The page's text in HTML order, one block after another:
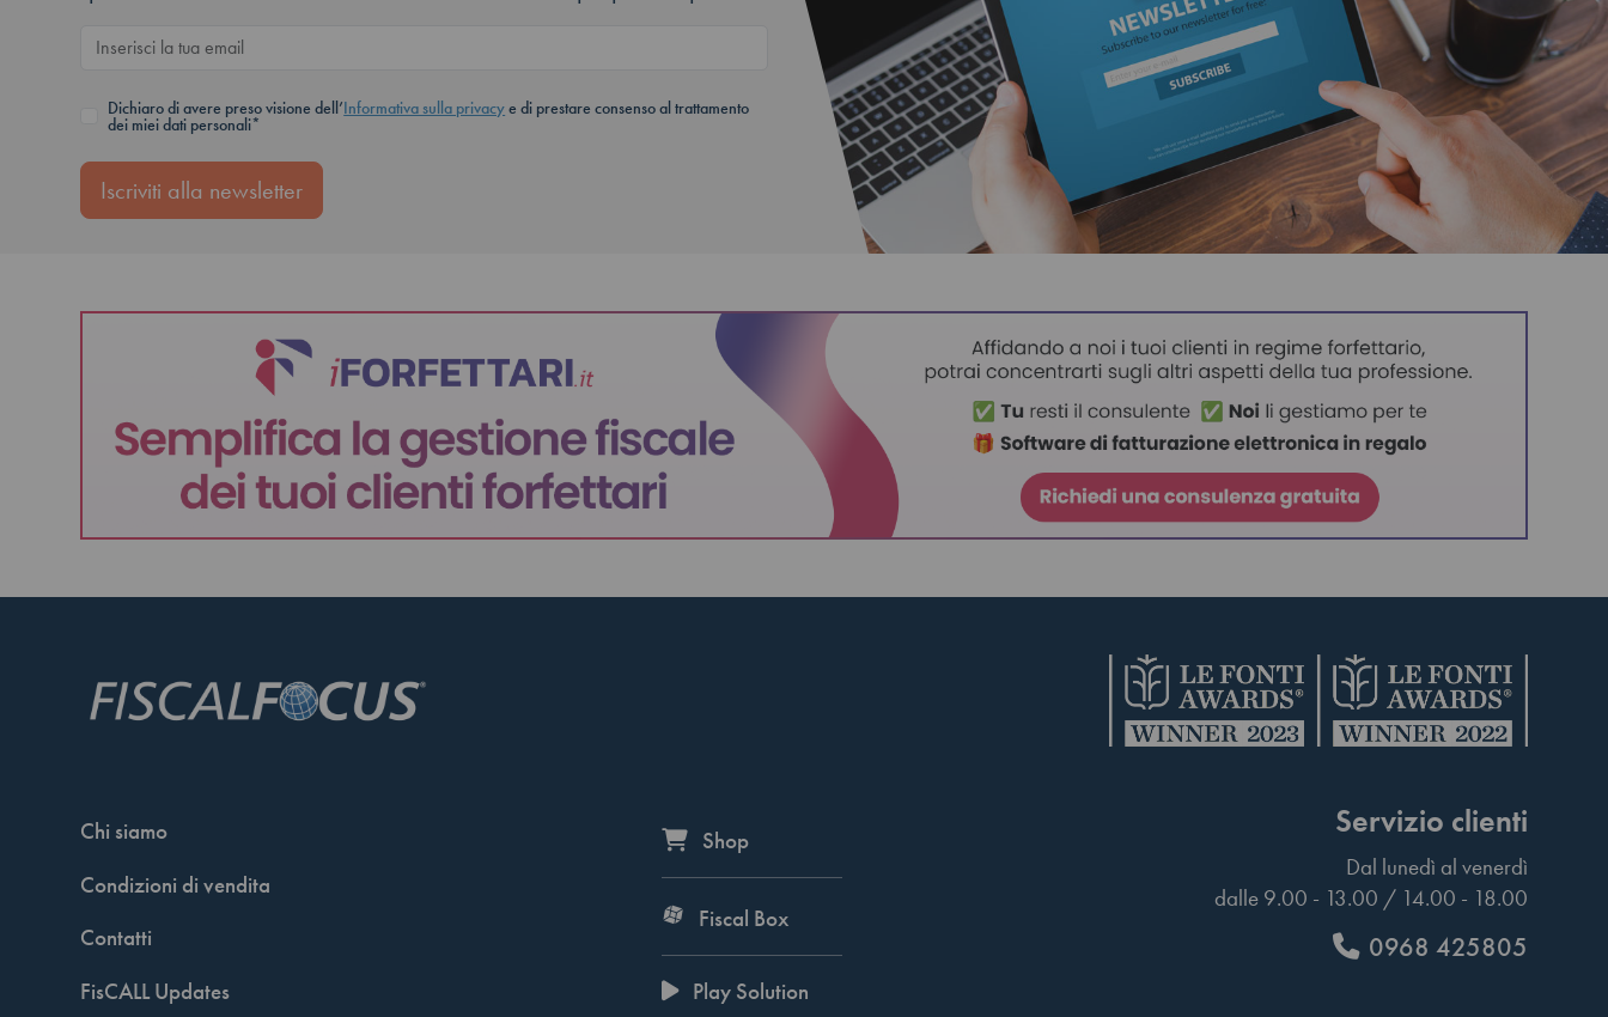
Dichiaro di avere preso visione dell’Informativa sulla privacye di prestare consenso al trattamento
dei miei dati personali*
Iscriviti alla newsletter
Chi siamo
Condizioni di vendita
Contatti
FisCALL Updates
Shop
Fiscal Box
Play Solution
Servizio clienti
Dal lunedì al venerdì
dalle 9.00 - 13.00 / 14.00 - 18.00
0968 425805